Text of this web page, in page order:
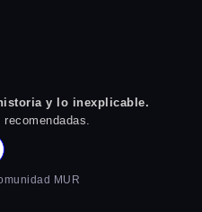
y lo inexplicable.
MUR